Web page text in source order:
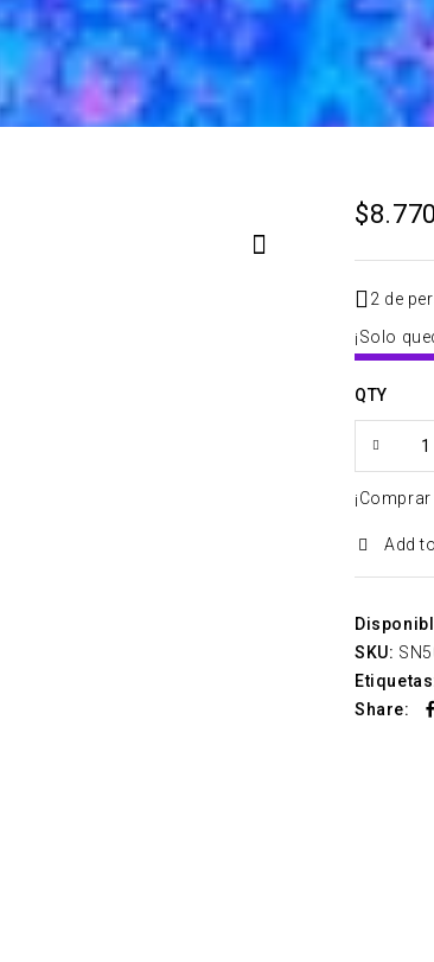
$8.770
2 de
¡Solo
QTY
Add
SKU:
Share: